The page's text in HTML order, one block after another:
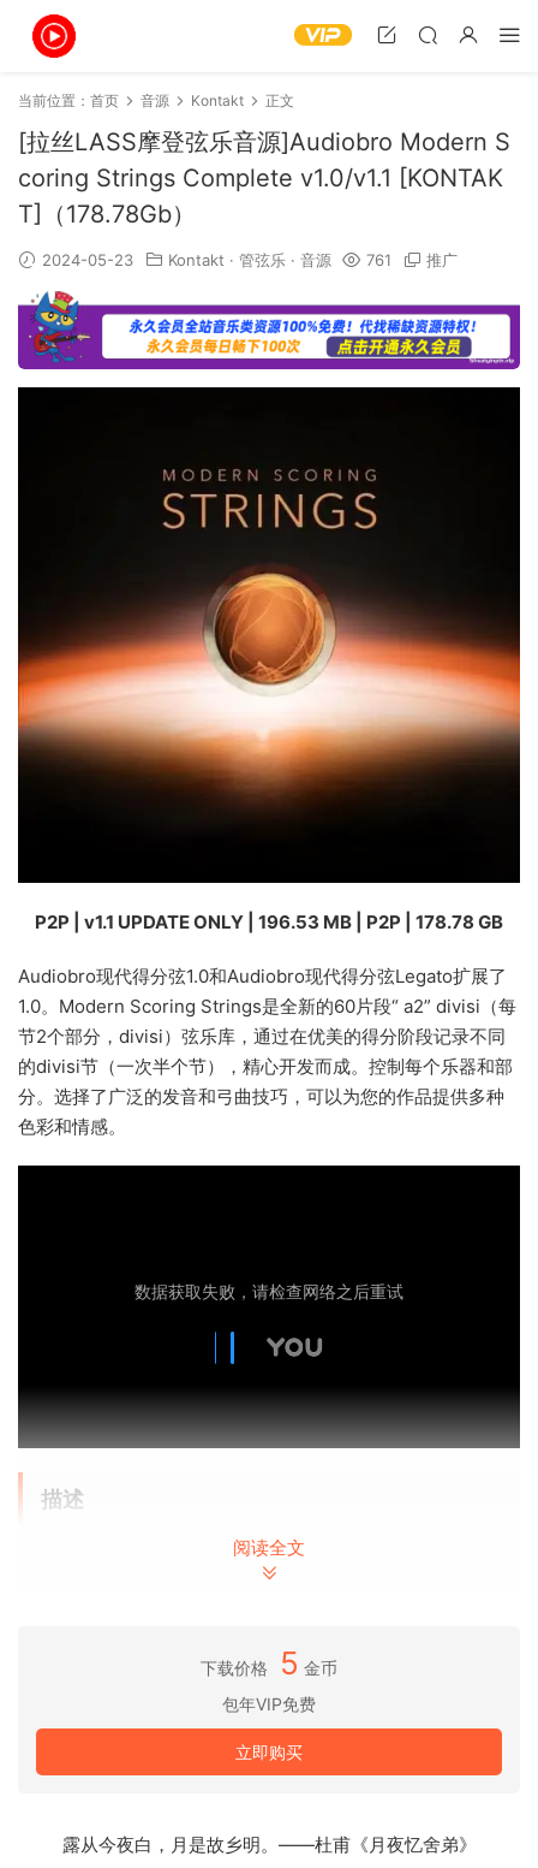
当前位置： 首页 音源 Kontakt 正文
[拉丝LASS摩登弦乐音源]Audiobro Modern S
coring Strings Complete v1.0/v1.1 [KONTAK
T]（178.78Gb）
2024-05-23 Kontakt · 管弦乐 · 音源 761 推广
P2P | v1.1 UPDATE ONLY | 196.53 MB | P2P | 178.78 GB
Audiobro现代得分弦1.0和Audiobro现代得分弦Legato扩展了
1.0。Modern Scoring Strings是全新的60片段“ a2” divisi（每
节2个部分，divisi）弦乐库，通过在优美的得分阶段记录不同
的divisi节（一次半个节），精心开发而成。控制每个乐器和部
分。选择了广泛的发音和弓曲技巧，可以为您的作品提供多种
色彩和情感。
描述
自2009年LA Scoring Strings发行以来，我们一再被问到
后，我们才会这样做。我们认为您会同意我们拥有的。
约131GB，无损压缩的音频文件（约160GB的未压缩）。整个
130GB库的安装过程中需要140GB。
大约60GB的无损压缩音频文件（大约80GB的未压缩）。整个
阅读全文
下载价格 5 金币
包年VIP免费
立即购买
露从今夜白，月是故乡明。——杜甫《月夜忆舍弟》